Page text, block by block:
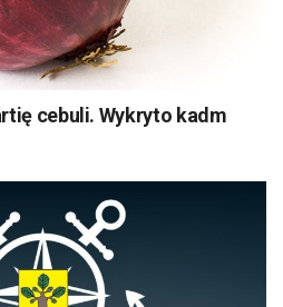
cebuli. Wykryto kadm